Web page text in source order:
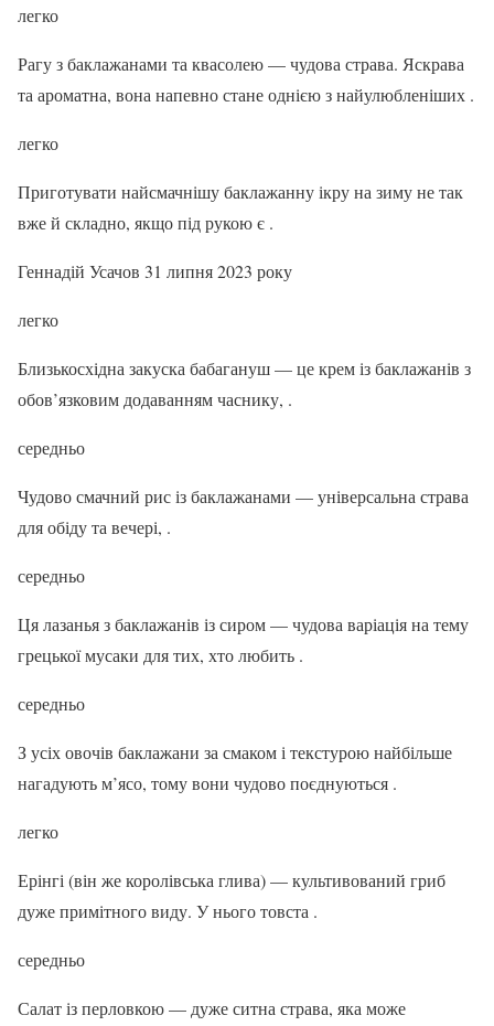
легко
Рагу з баклажанами та квасолею — чудова страва. Яскрава
та ароматна, вона напевно стане однією з найулюбленіших .
легко
Приготувати найсмачнішу баклажанну ікру на зиму не так
вже й складно, якщо під рукою є .
Геннадій Усачов 31 липня 2023 року
легко
Близькосхідна закуска бабагануш — це крем із баклажанів з
обов’язковим додаванням часнику, .
середньо
Чудово смачний рис із баклажанами — універсальна страва
для обіду та вечері, .
середньо
Ця лазанья з баклажанів із сиром — чудова варіація на тему
грецької мусаки для тих, хто любить .
середньо
З усіх овочів баклажани за смаком і текстурою найбільше
нагадують м’ясо, тому вони чудово поєднуються .
легко
Ерінгі (він же королівська глива) — культивований гриб
дуже примітного виду. У нього товста .
середньо
Салат із перловкою — дуже ситна страва, яка може